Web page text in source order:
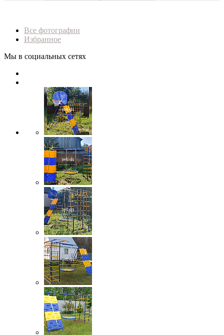
Все фотографии
Избранное
Мы в социальных сетях